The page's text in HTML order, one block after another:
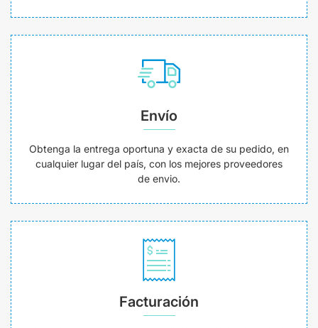
Envío
Obtenga la entrega oportuna y exacta de su pedido, en
cualquier lugar del país, con los mejores proveedores
de envio.
Facturación